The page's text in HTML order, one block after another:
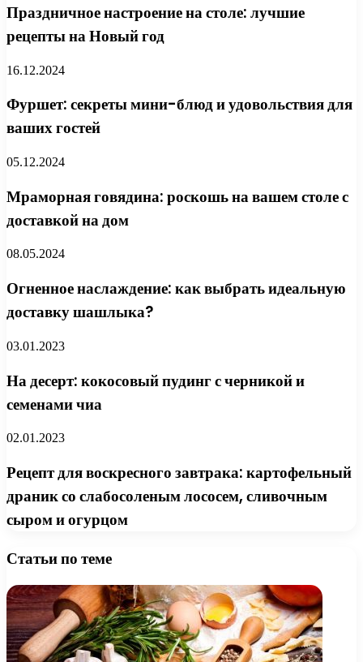
Праздничное настроение на столе: лучшие
рецепты на Новый год
16.12.2024
Фуршет: секреты мини-блюд и удовольствия для
ваших гостей
05.12.2024
Мраморная говядина: роскошь на вашем столе с
доставкой на дом
08.05.2024
Огненное наслаждение: как выбрать идеальную
доставку шашлыка?
03.01.2023
На десерт: кокосовый пудинг с черникой и
семенами чиа
02.01.2023
Рецепт для воскресного завтрака: картофельный
драник со слабосоленым лососем, сливочным
сыром и огурцом
Статьи по теме